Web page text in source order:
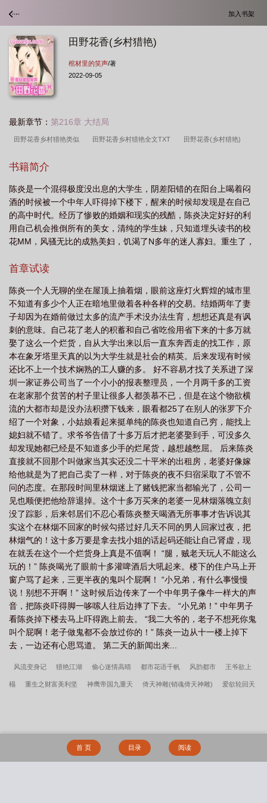
加入书架
田野花香(乡村猎艳)
棺材里的笑声/著
2022-09-05
最新章节： 第216章 大结局
田野花香乡村猎艳类似 田野花香乡村猎艳全文TXT 田野花香(乡村猎艳)
(乡村猎艳) 第14章
野花香乡村猎艳免费 第511章 田野花香(乡村猎艳) 第501章 田野花香(乡村猎
艳) 第509章 田野花香乡村猎艳免费 第118章 乡村野花香第一百六十一
野花香乡村猎艳本地 田野花香乡村猎艳记 乡村村野花香全文免费读 田野花
香乡村猎艳陈炎免费阅读全文 田野花香(乡村猎艳)TXT 田野花香(乡村猎艳) 第
阅读 田野花香(乡村猎艳)tⅹt 田野花香乡村猎艳 TXT全文 田野花香乡村猎
艳在线笔趣 田野花香乡村猎艳第19章 田野花香乡村猎艳1 乡村野花香免费
阅读全文 田野花香乡村猎艳免费阅读 田野花香乡村猎艳l 田野花香乡村猎
艳免费最新章节 田野花香(乡村猎艳)陈炎 田野花香(乡村猎艳)作者棺材里的
笑 田野花香(乡村猎艳) 第503章 田野花香(乡村猎艳)最新章节_ 田野花香
(乡村猎艳)_完整章节目录 - 飞言情网 乡村野花香续 田野花香乡村猎艳未删减
版 第501章 田野花香(乡村猎艳) 棺材里的笑声 乡村野花香免费阅读全文有
乡村野花香免费阅读全文收听 乡村野花香全文免费 全章节 乡村野花
香 田野花香(乡村猎艳) 第13章 田野花香(乡村猎艳) tⅹt_棺材里的笑声 乡
村野花香目录 田野花香乡村猎艳 棺材里的笑声txt 乡村野花香全集免费阅
田野花香(乡村猎艳) 第502
章 田野花香(乡村猎艳)珍藏全本作者 乡村野花香阅读 田野花香(乡村猎艳)
棺材里的笑声 著TXT 田野花香乡村猎艳 txt棺材里的笑声 田野花香(乡村猎艳)
棺材里的笑声 著 田野花香(乡村猎艳) 列表 田野花香(乡村猎艳)最新章节田野花
香 田野花香(乡村猎艳) 第505章 田野花香乡村猎艳棺材里的笑声精校未删
节 田野花香(乡村猎艳)类似推荐一下 田野花香(乡村猎艳)txt 田野花香乡村
猎艳全文免费阅读全文 乡村野花香11章 乡村野花香免费阅读小学 田野花
香(乡村猎艳) TXT 乡村野花香小 免费阅读乡村野花香全文 乡村野花香
35 田野花香(乡村猎艳) 第508章 田野花香(乡村猎艳) 第18章 田野花香乡村
猎艳 类似
书籍简介
陈炎是一个混得极度没出息的大学生，阴差阳错的在阳台上喝着闷
酒的时候被一个中年人吓得掉下楼下，醒来的时候却发现是在自己
的高中时代。经历了惨败的婚姻和现实的残酷，陈炎决定好好的利
用自己机会推倒所有的美女，清纯的学生妹，只知道埋头读书的校
花MM，风骚无比的成熟美妇，饥渴了N多年的迷人寡妇。重生了，
王道！
首章试读
陈炎一个人无聊的坐在屋顶上抽着烟，眼前这座灯火辉煌的城市里
不知道有多少个人正在暗地里做着各种各样的交易。结婚两年了妻
子却因为在婚前做过太多的流产手术没办法生育，想想还真是有讽
刺的意味。自己花了老人的积蓄和自己省吃俭用省下来的十多万就
娶了这么一个烂货，自从大学出来以后一直东奔西走的找工作，原
本在象牙塔里天真的以为大学生就是社会的精英。后来发现有时候
还比不上一个技术娴熟的工人赚的多。 好不容易才找了关系进了深
圳一家证券公司当了一个小小的报表整理员，一个月两千多的工资
在老家那个贫苦的村子里让很多人都羡慕不已，但是在这个物欲横
流的大都市却是没办法积攒下钱来，眼看都25了在别人的张罗下介
绍了一个对象，小姑娘看起来挺单纯的陈炎也知道自己穷，能找上
媳妇就不错了。求爷爷告借了十多万后才把老婆娶到手，可没多久
却发现她都已经是不知道多少手的烂尾货，越想越憋屈。 后来陈炎
直接就不回那个叫做家当其实还没二十平米的出租房，老婆好像嫁
给他就是为了把自己卖了一样，对于陈炎的夜不归宿采取了不管不
问的态度。在那段时间里林烟迷上了赌钱把家当都输光了，公司一
见也顺便把他给辞退掉。这个十多万买来的老婆一见林烟落魄立刻
没了踪影，后来邻居们不忍心看陈炎整天喝酒无所事事才告诉说其
实这个在林烟不回家的时候勾搭过好几天不同的男人回家过夜，把
林烟气的！这十多万要是拿去找小姐的话起码还能让自己肾虚，现
在就丢在这个一个烂货身上真是不值啊！ “腿，贼老天玩人不能这么
玩的！” 陈炎喝光了眼前十多灌啤酒后大吼起来。楼下的住户马上开
窗户骂了起来，三更半夜的鬼叫个屁啊！ “小兄弟，有什么事慢慢
说！别想不开啊！” 这时候后边传来了一个中年男子像牛一样大的声
音，把陈炎吓得脚一哆嗦人往后边摔了下去。 “小兄弟！” 中年男子
看陈炎掉下楼去马上吓得跑上前去。 “我二大爷的，老子不想死你鬼
叫个屁啊！老子做鬼都不会放过你的！” 陈炎一边从十一楼上掉下
去，一边还有心思骂道。 第二天的新闻出来...
风流变身记 猎艳江湖 偷心迷情高晴 都市花语千帆 风韵都市 王爷欲上
榻 重生之财富美利坚 神鹰帝国九重天 倚天神雕(销魂倚天神雕) 爱欲轮回天
肖想作者:诗无茶 一个极品女m的传奇人生，真实改编
首 页 目录 阅读